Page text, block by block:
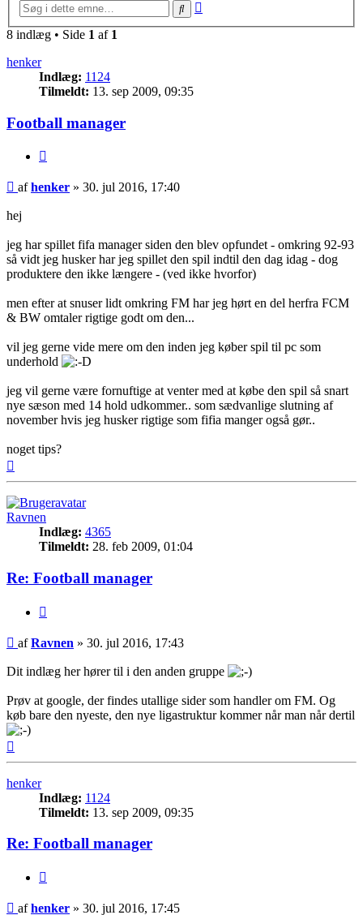
Søg
8 indlæg • Side 1 af 1
henker
Indlæg: 1124
Tilmeldt: 13. sep 2009, 09:35
Football manager
Indlæg
afhenker » 30. jul 2016, 17:40
hej
jeg har spillet fifa manager siden den blev opfundet - omkring 92-93
så vidt jeg husker har jeg spillet den spil indtil den dag idag - dog
produktere den ikke længere - (ved ikke hvorfor)
men efter at snuser lidt omkring FM har jeg hørt en del herfra FCM
& BW omtaler rigtige godt om den...
vil jeg gerne vide mere om den inden jeg køber spil til pc som
underhold
jeg vil gerne være fornuftige at venter med at købe den spil så snart
nye sæson med 14 hold udkommer.. som sædvanlige slutning af
november hvis jeg husker rigtige som fifia manger også gør..
noget tips?
Ravnen
Indlæg: 4365
Tilmeldt: 28. feb 2009, 01:04
Re: Football manager
Indlæg
afRavnen » 30. jul 2016, 17:43
Dit indlæg her hører til i den anden gruppe
Prøv at google, der findes utallige sider som handler om FM. Og
køb bare den nyeste, den nye ligastruktur kommer når man når dertil
henker
Indlæg: 1124
Tilmeldt: 13. sep 2009, 09:35
Re: Football manager
Indlæg
afhenker » 30. jul 2016, 17:45